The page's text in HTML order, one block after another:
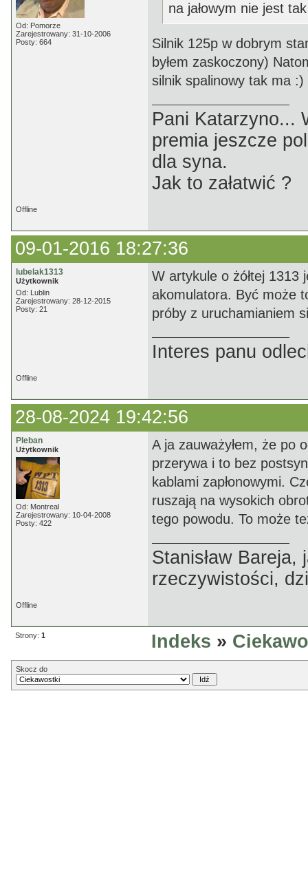
Od: Pomorze
Zarejestrowany: 31-10-2006
Posty: 664
na jałowym nie jest
Silnik 125p w dobrym
byłem zaskoczony)
silnik spalinowy tak ma :)
Pani Katarzyno...
premia jeszcze
dla syna.
Jak to załatwić ?
Offline
09-01-2016 18:27:36
lubelak1313
Użytkownik
Od: Lublin
Zarejestrowany: 28-12-2015
Posty: 21
W artykule o żółtej 1313
akomulatora. Być może
próby z uruchamianiem
Interes panu
Offline
28-08-2024 19:42:56
Pleban
Użytkownik
Od: Montreal
Zarejestrowany: 10-04-2008
Posty: 422
A ja zauważyłem, że po
przerywa i to bez
kablami zapłonowymi.
ruszają na wysokich
tego powodu. To może
Stanisław
rzeczywistości,
Offline
Strony: 1 Indeks »
Skocz do